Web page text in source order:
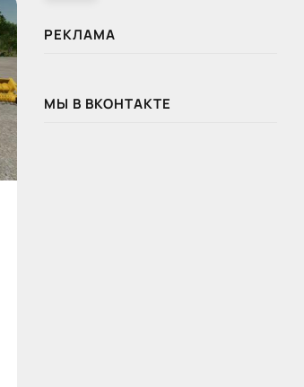
РЕКЛАМА
МЫ В ВКОНТАКТЕ